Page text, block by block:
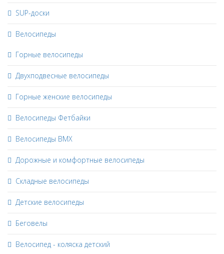
SUP-доски
Велосипеды
Горные велосипеды
Двухподвесные велосипеды
Горные женские велосипеды
Велосипеды Фетбайки
Велосипеды BMX
Дорожные и комфортные велосипеды
Складные велосипеды
Детские велосипеды
Беговелы
Велосипед - коляска детский